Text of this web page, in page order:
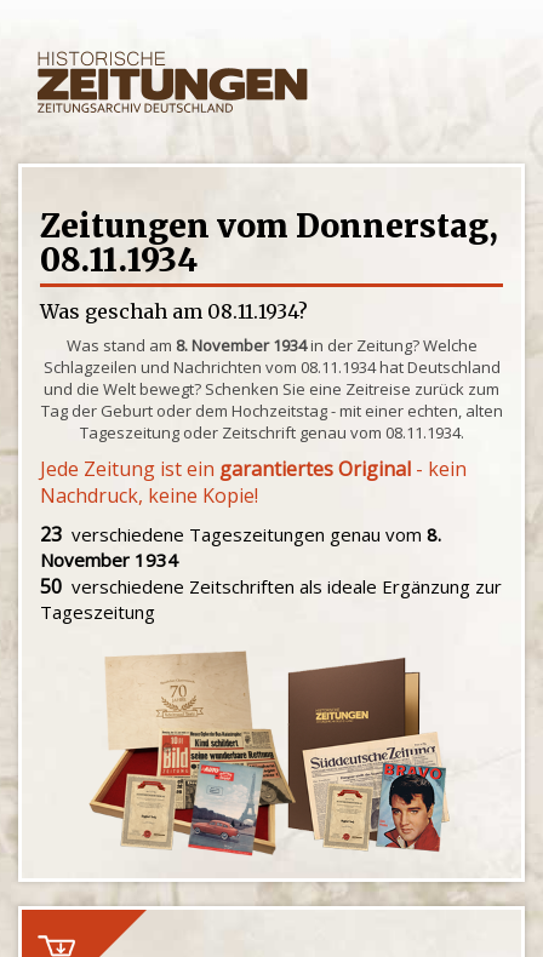
Zeitungen vom Donnerstag,
08.11.1934
Was geschah am 08.11.1934?
Was stand am 8. November 1934in der Zeitung? Welche
Schlagzeilen und Nachrichten vom 08.11.1934 hat Deutschland
und die Welt bewegt? Schenken Sie eine Zeitreise zurück zum
Tag der Geburt oder dem Hochzeitstag - mit einer echten, alten
Tageszeitung oder Zeitschrift genau vom 08.11.1934.
Jede Zeitung ist ein garantiertes Original - kein
Nachdruck, keine Kopie!
23 verschiedene Tageszeitungen genau vom 8.
November 1934
50 verschiedene Zeitschriften als ideale Ergänzung zur
Tageszeitung